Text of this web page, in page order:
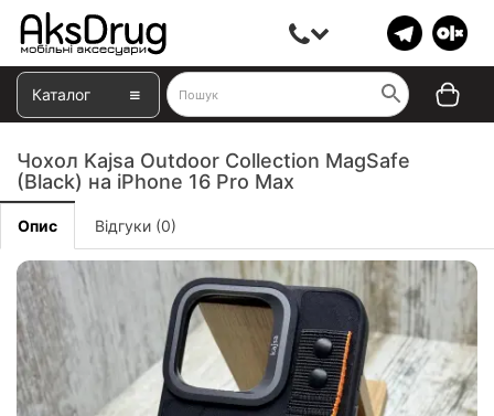
Каталог
Чохол Kajsa Outdoor Collection MagSafe
(Black) на iPhone 16 Pro Max
Опис Відгуки (0)